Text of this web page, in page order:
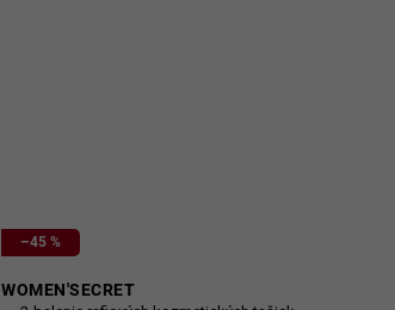
–45 %
WOMEN'SECRET